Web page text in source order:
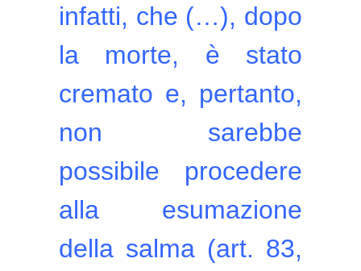
infatti, che (…), dopo
la morte, è stato
cremato e, pertanto,
non sarebbe
possibile procedere
alla esumazione
della salma (art. 83,